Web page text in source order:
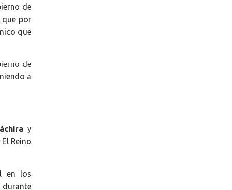
de
que por
que
de
a
y
Reino
en los
durante